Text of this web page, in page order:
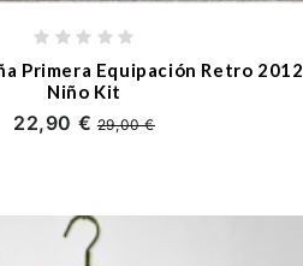
Primera Equipación Retro 2012
Niño Kit
22,90 €29,00 €